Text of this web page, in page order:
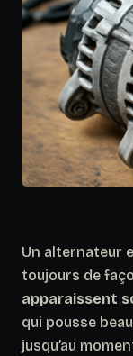
Un alternateur
toujours de
apparaissent
qui pousse
jusqu’au